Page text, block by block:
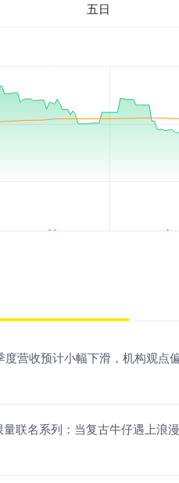
88.96
五日
度营收预计小幅下滑，机构观点
联名系列：当复古牛仔遇上浪